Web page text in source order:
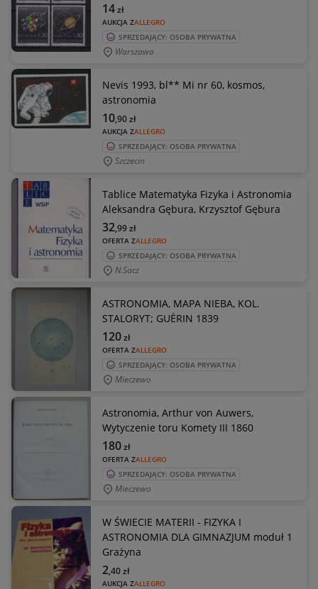
AUKCJA ZALLEGRO
14zł
SPRZEDAJĄCY: OSOBA PRYWATNA
Warszawa
Nevis 1993, bl** Mi nr 60, kosmos,
astronomia
AUKCJA ZALLEGRO
10,90zł
SPRZEDAJĄCY: OSOBA PRYWATNA
Szczecin
Tablice Matematyka Fizyka i Astronomia
Aleksandra Gębura, Krzysztof Gębura
OFERTA ZALLEGRO
32,99zł
SPRZEDAJĄCY: OSOBA PRYWATNA
N.sacz
ASTRONOMIA, MAPA NIEBA, KOL.
STALORYT; GUÉRIN 1839
OFERTA ZALLEGRO
120zł
SPRZEDAJĄCY: OSOBA PRYWATNA
Mieczewo
Astronomia, Arthur von Auwers,
Wytyczenie toru Komety III 1860
OFERTA ZALLEGRO
180zł
SPRZEDAJĄCY: OSOBA PRYWATNA
Mieczewo
W ŚWIECIE MATERII - FIZYKA I
ASTRONOMIA DLA GIMNAZJUM moduł 1
Grażyna
AUKCJA ZALLEGRO
2,40zł